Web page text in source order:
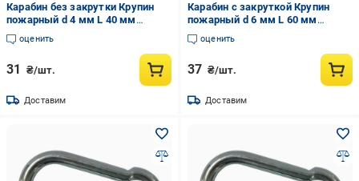
Карабин без закрутки Крупин
пожарный d 4 мм L 40 мм
(119291)
оценить
31 ₴/шт.
Доставим
Карабин с закруткой Крупин
пожарный d 6 мм L 60 мм
(75008)
оценить
37 ₴/шт.
Доставим